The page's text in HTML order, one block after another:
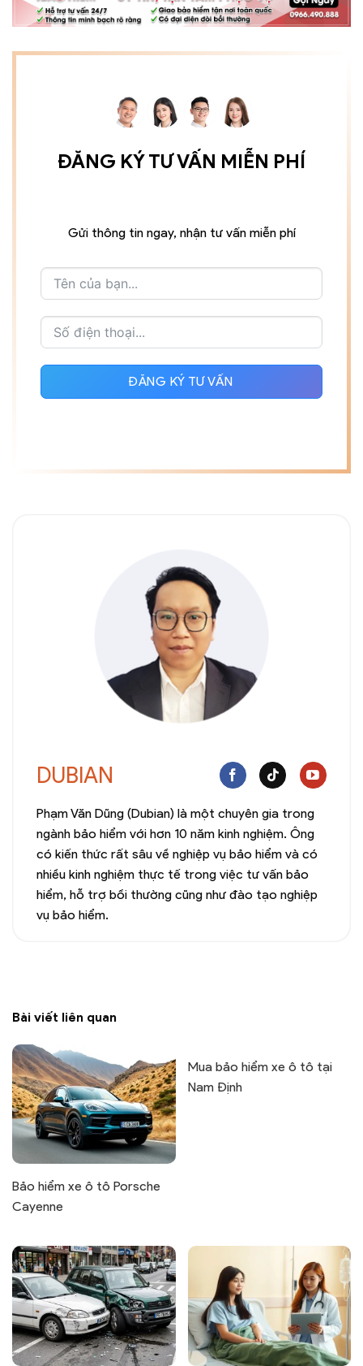
ĐĂNG KÝ TƯ VẤN MIỄN PHÍ
Gửi thông tin ngay, nhận tư vấn miễn phí
ĐĂNG KÝ TƯ VẤN
DUBIAN
Phạm Văn Dũng (Dubian) là một chuyên gia trong
ngành bảo hiểm với hơn 10 năm kinh nghiệm. Ông
có kiến thức rất sâu về nghiệp vụ bảo hiểm và có
nhiều kinh nghiệm thực tế trong việc tư vấn bảo
hiểm, hỗ trợ bồi thường cũng như đào tạo nghiệp
vụ bảo hiểm.
Bài viết liên quan
Bảo hiểm xe ô tô Porsche
Cayenne
Mua bảo hiểm xe ô tô tại
Nam Định